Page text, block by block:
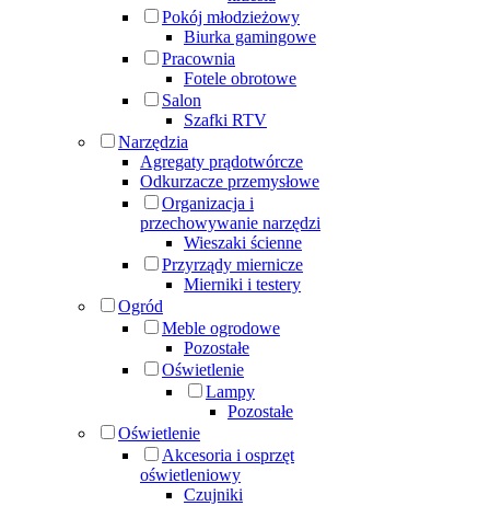
Pokój młodzieżowy
Biurka gamingowe
Pracownia
Fotele obrotowe
Salon
Szafki RTV
Narzędzia
Agregaty prądotwórcze
Odkurzacze przemysłowe
Organizacja i
przechowywanie narzędzi
Wieszaki ścienne
Przyrządy miernicze
Mierniki i testery
Ogród
Meble ogrodowe
Pozostałe
Oświetlenie
Lampy
Pozostałe
Oświetlenie
Akcesoria i osprzęt
oświetleniowy
Czujniki